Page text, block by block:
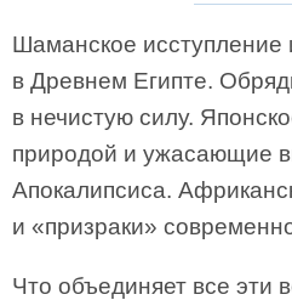
Шаманское
в Древнем Египте.
в нечистую силу.
природой и ужасающие
Апокалипсиса.
и «призраки»
Что объединяет все эти